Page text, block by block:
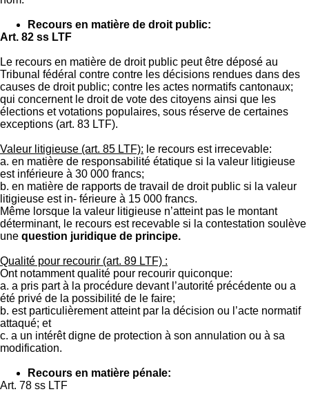
Recours en matière de droit public:
Art. 82 ss LTF
Le recours en matière de droit public peut être déposé au
Tribunal fédéral contre contre les décisions rendues dans des
causes de droit public; contre les actes normatifs cantonaux;
qui concernent le droit de vote des citoyens ainsi que les
élections et votations populaires, sous réserve de certaines
exceptions (art. 83 LTF).
Valeur litigieuse (art. 85 LTF): le recours est irrecevable:
a. en matière de responsabilité étatique si la valeur litigieuse
est inférieure à 30 000 francs;
b. en matière de rapports de travail de droit public si la valeur
litigieuse est in- férieure à 15 000 francs.
Même lorsque la valeur litigieuse n’atteint pas le montant
déterminant, le recours est recevable si la contestation soulève
une question juridique de principe.
Qualité pour recourir (art. 89 LTF) :
Ont notamment qualité pour recourir quiconque:
a. a pris part à la procédure devant l’autorité précédente ou a
été privé de la possibilité de le faire;
b. est particulièrement atteint par la décision ou l’acte normatif
attaqué; et
c. a un intérêt digne de protection à son annulation ou à sa
modification.
Recours en matière pénale:
Art. 78 ss LTF